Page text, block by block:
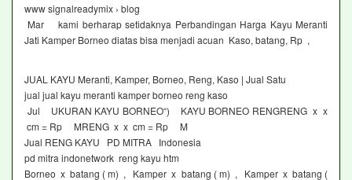
www signalreadymix › blog
Mar kami berharap setidaknya Perbandingan Harga Kayu Meranti
Jati Kamper Borneo diatas bisa menjadi acuan Kaso, batang, Rp ,
JUAL KAYU Meranti, Kamper, Borneo, Reng, Kaso | Jual Satu
jual jual kayu meranti kamper borneo reng kaso
Jul UKURAN KAYU BORNEO“) KAYU BORNEO RENGRENG x x
cm = Rp MRENG x x cm = Rp M
Jual RENG KAYU PD MITRA Indonesia
pd mitra indonetwork reng kayu htm
Borneo x batang ( m) , Kamper x batang ( m) , Kamper x batang (